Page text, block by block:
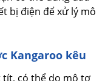
bị điện để xử lý mô
Kangaroo kêu
tít, có thể do mô tơ